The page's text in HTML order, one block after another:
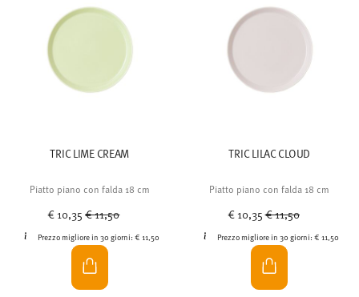
TRIC LIME CREAM
Piatto piano con falda 18 cm
€ 10,35Price reduced from
€ 11,50
Prezzo migliore in 30 giorni: € 11,50
TRIC LILAC CLOUD
Piatto piano con falda 18 cm
€ 10,35Price reduced from
€ 11,50
Prezzo migliore in 30 giorni:€ 11,50